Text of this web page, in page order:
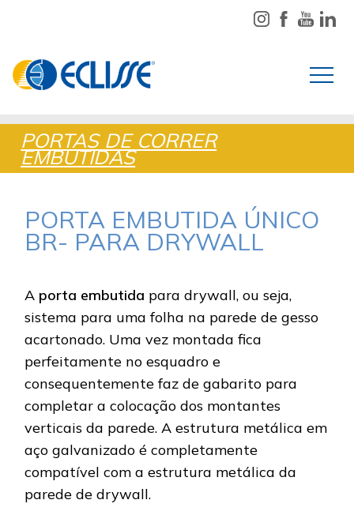
PORTAS DE CORRER
EMBUTIDAS
PORTA EMBUTIDA ÚNICO
BR- PARA DRYWALL
Aporta embutida para drywall, ou seja,
sistema para uma folha na parede de gesso
acartonado. Uma vez montada fica
perfeitamente no esquadro e
consequentemente faz de gabarito para
completar a colocação dos montantes
verticais da parede. A estrutura metálica em
aço galvanizado é completamente
compatível com a estrutura metálica da
parede de drywall.